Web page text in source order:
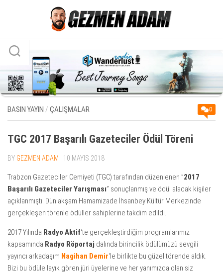
BASIN YAYIN / ÇALIŞMALAR 0
TGC 2017 Başarılı Gazeteciler Ödül Töreni
BY GEZMEN ADAM · 10 MAYIS 2018
Trabzon Gazeteciler Cemiyeti (TGC) tarafından düzenlenen ”2017
Başarılı Gazeteciler Yarışması” sonuçlanmış ve ödül alacak kişiler
açıklanmıştı. Dün akşam Hamamizade İhsanbey Kültür Merkezinde
gerçekleşen törenle ödüller sahiplerine takdim edildi.
2017 Yılında Radyo Aktif‘te gerçekleştirdiğim programlarımız
kapsamında Radyo Röportaj dalında birincilik ödülümüzü sevgili
yayıncı arkadaşım Nagihan Demir‘le birlikte bu güzel törende aldık.
Bizi bu ödüle layık gören jüri üyelerine ve her yanımızda olan siz